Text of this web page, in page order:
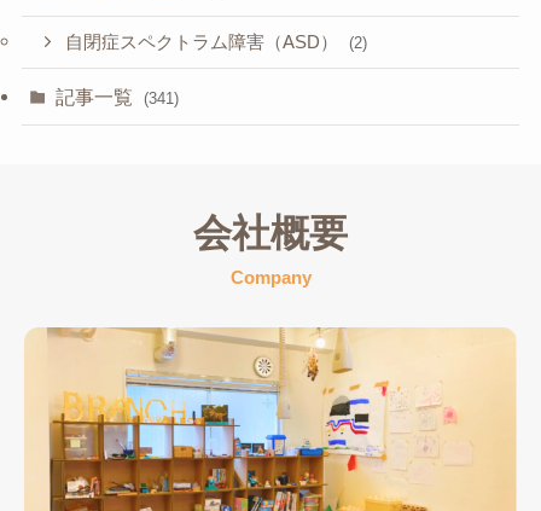
自閉症スペクトラム障害（ASD） (2)
記事一覧 (341)
会社概要
Company